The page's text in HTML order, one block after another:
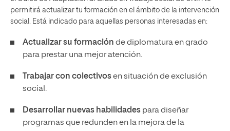
permitirá actualizar tu formación en el ámbito de la intervención
social. Está indicado para aquellas personas interesadas en:
Actualizar su formación de diplomatura en grado
para prestar una mejor atención.
Trabajar con colectivosen situación de exclusión
social.
Desarrollar nuevas habilidades para diseñar
programas que redunden en la mejora de la